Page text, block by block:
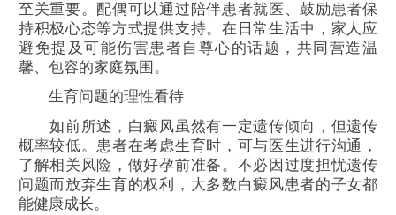
至关重要。配偶可以通过陪伴患者就医、鼓励患者保
持积极心态等方式提供支持。在日常生活中，家人应
避免提及可能伤害患者自尊心的话题，共同营造温
馨、包容的家庭氛围。
生育问题的理性看待
如前所述，白癜风虽然有一定遗传倾向，但遗传
概率较低。患者在考虑生育时，可与医生进行沟通，
了解相关风险，做好孕前准备。不必因过度担忧遗传
问题而放弃生育的权利，大多数白癜风患者的子女都
能健康成长。